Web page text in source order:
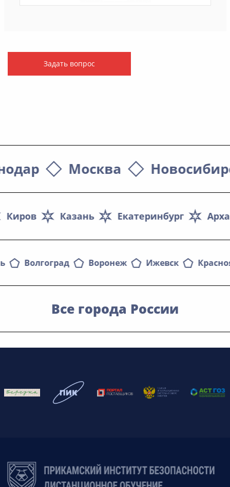
Задать вопрос
Москва
Екатеринбург
Казань
Киров
Волгоград Воронеж Ижевск
Все города России